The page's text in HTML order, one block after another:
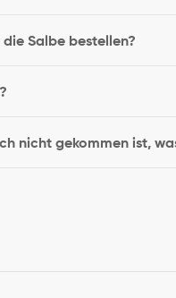
Salbe bestellen?
nicht gekommen ist,